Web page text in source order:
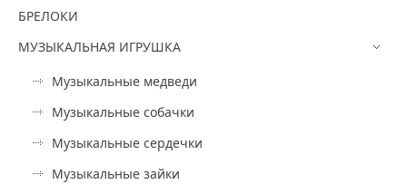
БРЕЛОКИ
МУЗЫКАЛЬНАЯ ИГРУШКА
Музыкальные медведи
Музыкальные собачки
Музыкальные сердечки
Музыкальные зайки